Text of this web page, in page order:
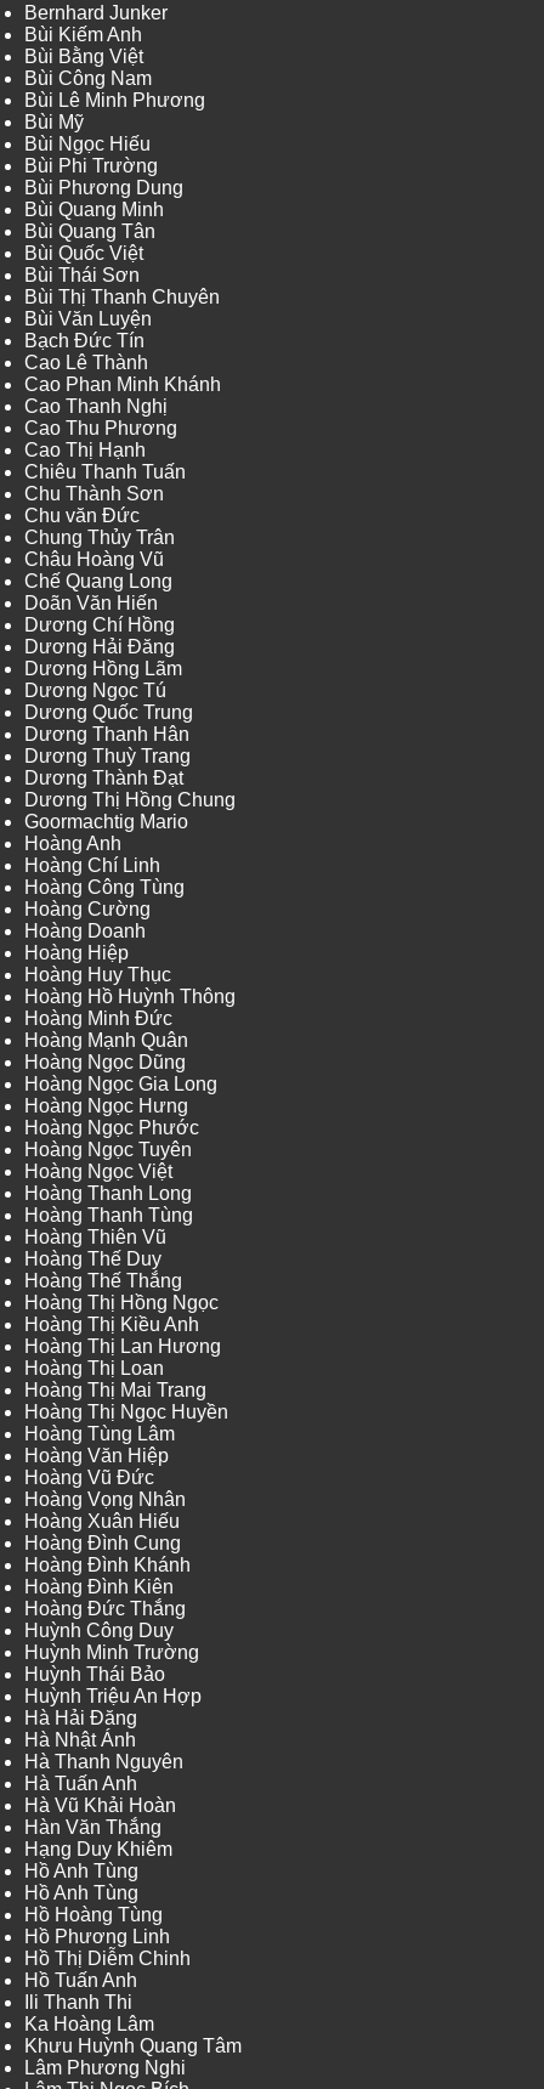
Bernhard Junker
Bùi Kiếm Anh
Bùi Bằng Việt
Bùi Công Nam
Bùi Lê Minh Phương
Bùi Mỹ
Bùi Ngọc Hiếu
Bùi Phi Trường
Bùi Phương Dung
Bùi Quang Minh
Bùi Quang Tân
Bùi Quốc Việt
Bùi Thái Sơn
Bùi Thị Thanh Chuyên
Bùi Văn Luyện
Bạch Đức Tín
Cao Lê Thành
Cao Phan Minh Khánh
Cao Thanh Nghị
Cao Thu Phương
Cao Thị Hạnh
Chiêu Thanh Tuấn
Chu Thành Sơn
Chu văn Đức
Chung Thủy Trân
Châu Hoàng Vũ
Chế Quang Long
Doãn Văn Hiến
Dương Chí Hồng
Dương Hải Đăng
Dương Hồng Lãm
Dương Ngọc Tú
Dương Quốc Trung
Dương Thanh Hân
Dương Thuỳ Trang
Dương Thành Đạt
Dương Thị Hồng Chung
Goormachtig Mario
Hoàng Anh
Hoàng Chí Linh
Hoàng Công Tùng
Hoàng Cường
Hoàng Doanh
Hoàng Hiệp
Hoàng Huy Thục
Hoàng Hồ Huỳnh Thông
Hoàng Minh Đức
Hoàng Mạnh Quân
Hoàng Ngọc Dũng
Hoàng Ngọc Gia Long
Hoàng Ngọc Hưng
Hoàng Ngọc Phước
Hoàng Ngọc Tuyên
Hoàng Ngọc Việt
Hoàng Thanh Long
Hoàng Thanh Tùng
Hoàng Thiên Vũ
Hoàng Thế Duy
Hoàng Thế Thắng
Hoàng Thị Hồng Ngọc
Hoàng Thị Kiều Anh
Hoàng Thị Lan Hương
Hoàng Thị Loan
Hoàng Thị Mai Trang
Hoàng Thị Ngọc Huyền
Hoàng Tùng Lâm
Hoàng Văn Hiệp
Hoàng Vũ Đức
Hoàng Vọng Nhân
Hoàng Xuân Hiếu
Hoàng Đình Cung
Hoàng Đình Khánh
Hoàng Đình Kiên
Hoàng Đức Thắng
Huỳnh Công Duy
Huỳnh Minh Trường
Huỳnh Thái Bảo
Huỳnh Triệu An Hợp
Hà Hải Đăng
Hà Nhật Ánh
Hà Thanh Nguyên
Hà Tuấn Anh
Hà Vũ Khải Hoàn
Hàn Văn Thắng
Hạng Duy Khiêm
Hồ Anh Tùng
Hồ Anh Tùng
Hồ Hoàng Tùng
Hồ Phương Linh
Hồ Thị Diễm Chinh
Hồ Tuấn Anh
Ili Thanh Thi
Ka Hoàng Lâm
Khưu Huỳnh Quang Tâm
Lâm Phương Nghi